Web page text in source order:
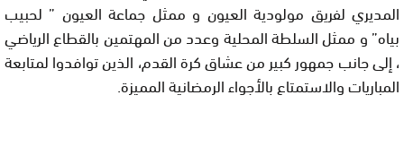
المديري لفريق مولودية العيون و ممثل جماعة العيون ” لحبيب
بياه” و ممثل السلطة المحلية وعدد من المهتمين بالقطاع الرياضي
، إلى جانب جمهور كبير من عشاق كرة القدم، الذين توافدوا لمتابعة
المباريات والاستمتاع بالأجواء الرمضانية المميزة.